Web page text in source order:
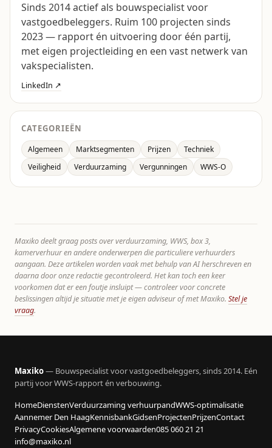
Sinds 2014 actief als bouwspecialist voor
vastgoedbeleggers. Ruim 100 projecten sinds
2023 — rapport én uitvoering door één partij,
met eigen projectleiding en een vast netwerk van
vakspecialisten.
LinkedIn ↗
CATEGORIEËN
Algemeen Marktsegmenten Prijzen
Techniek
Veiligheid
Verduurzaming Vergunningen WWS-O
Maxiko deelt graag posts over verduurzaming, WWS, box 3,
kamerverhuur en andere onderwerpen die particuliere verhuurders
aangaan. Deze artikelen worden vaak met behulp van AI herschreven en
daarna door onze redactie gecontroleerd. Het kan toch een keer
voorkomen dat er een foutje insluipt — controleer voor concrete
beslissingen altijd je situatie met je eigen adviseur of met Maxiko. Stel je
vraag.
Maxiko— Bouwspecialist voor vastgoedbeleggers, sinds 2014. Eén
partij voor WWS-rapport én verbouwing.
HomeDienstenVerduurzaming verhuurpandWWS-optimalisatie
Aannemer Den HaagKennisbankGidsenProjectenPrijzenContact
PrivacyCookiesAlgemene voorwaarden085 060 21 21
info@maxiko.nl